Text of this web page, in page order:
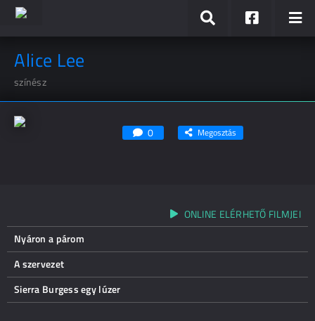
Alice Lee
színész
0 Megosztás
ONLINE ELÉRHETŐ FILMJEI
Nyáron a párom
A szervezet
Sierra Burgess egy lúzer